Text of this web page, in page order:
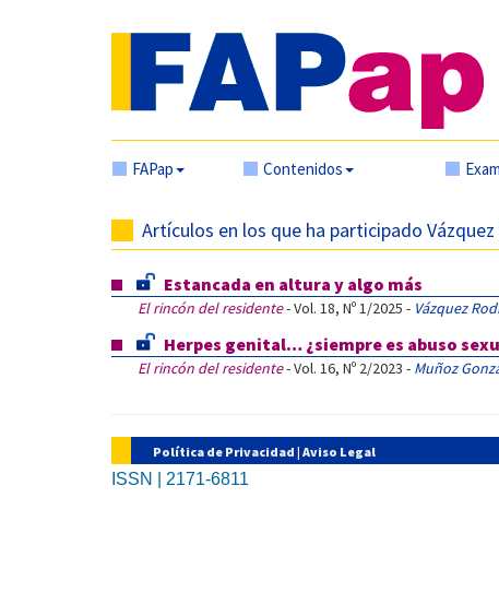
FAPap Contenidos
Artículos en los que ha participado
Estancada en altura y algo más
El rincón del residente- Vol. 18, Nº 1/2025 - Vázquez
Herpes genital… ¿siempre es abuso
El rincón del residente- Vol. 16, Nº 2/2023 - Muñoz
Política de Privacidad | Aviso Legal
ISSN | 2171-6811